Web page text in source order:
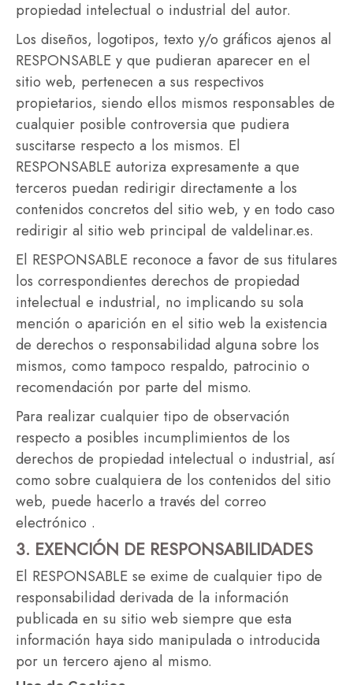
propiedad intelectual o industrial del autor.
Los diseños, logotipos, texto y/o gráficos ajenos al
RESPONSABLE y que pudieran aparecer en el
sitio web, pertenecen a sus respectivos
propietarios, siendo ellos mismos responsables de
cualquier posible controversia que pudiera
suscitarse respecto a los mismos. El
RESPONSABLE autoriza expresamente a que
terceros puedan redirigir directamente a los
contenidos concretos del sitio web, y en todo caso
redirigir al sitio web principal de valdelinar.es.
El RESPONSABLE reconoce a favor de sus titulares
los correspondientes derechos de propiedad
intelectual e industrial, no implicando su sola
mención o aparición en el sitio web la existencia
de derechos o responsabilidad alguna sobre los
mismos, como tampoco respaldo, patrocinio o
recomendación por parte del mismo.
Para realizar cualquier tipo de observación
respecto a posibles incumplimientos de los
derechos de propiedad intelectual o industrial, así
como sobre cualquiera de los contenidos del sitio
web, puede hacerlo a través del correo
electrónico .
3. EXENCIÓN DE RESPONSABILIDADES
El RESPONSABLE se exime de cualquier tipo de
responsabilidad derivada de la información
publicada en su sitio web siempre que esta
información haya sido manipulada o introducida
por un tercero ajeno al mismo.